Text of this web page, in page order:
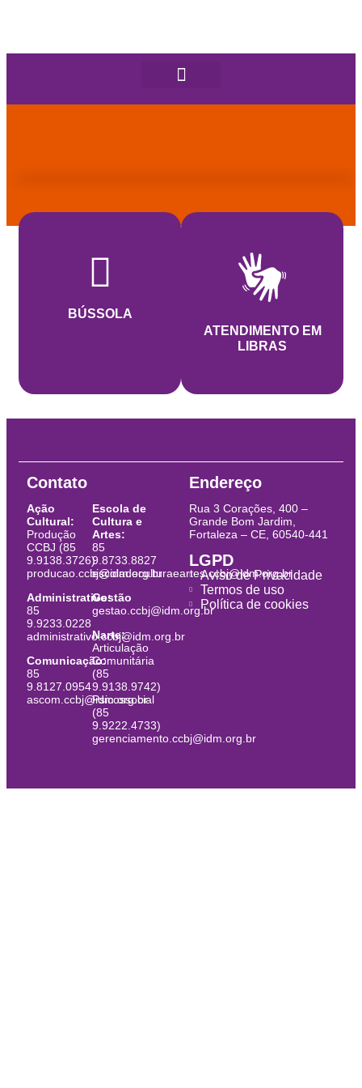
BÚSSOLA
ATENDIMENTO EM
LIBRAS
Contato
Ação
Cultural:
Produção
CCBJ (85
9.9138.3726)
producao.ccbj@idm.org.br
Administrativo:
85
9.9233.0228
administrativo.ccbj@idm.org.br
Comunicação:
85
9.8127.0954
ascom.ccbj@idm.org.br
Escola de
Cultura e
Artes:
85
9.8733.8827
escoladeculturaeartes.ccbj@idm.org.br
Gestão
gestao.ccbj@idm.org.br
Narte:
Articulação
Comunitária
(85
9.9138.9742)
Psicossocial
(85
9.9222.4733)
gerenciamento.ccbj@idm.org.br
Endereço
Rua 3 Corações, 400 –
Grande Bom Jardim,
Fortaleza – CE, 60540-441
LGPD
Aviso de Privacidade
Termos de uso
Política de cookies